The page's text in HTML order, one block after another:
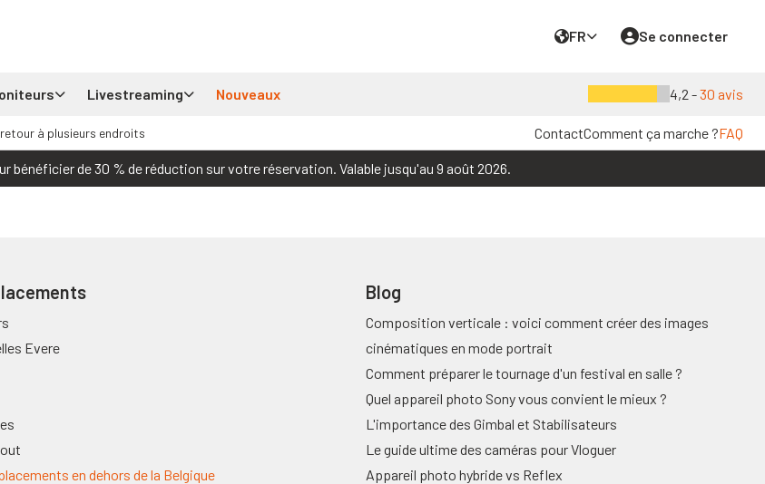
FR Se connecter
Livestreaming Nouveaux 4,2 -30 avis
à plusieurs endroits ContactComment ça marche ?FAQ
bénéficier de 30 % de réduction sur votre réservation. Valable jusqu'au 9 août 2026.
Evere
en dehors de la Belgique
Blog
Composition verticale : voici comment créer des images
cinématiques en mode portrait
Comment préparer le tournage d'un festival en salle ?
Quel appareil photo Sony vous convient le mieux ?
L'importance des Gimbal et Stabilisateurs
Le guide ultime des caméras pour Vloguer
Appareil photo hybride vs Reflex